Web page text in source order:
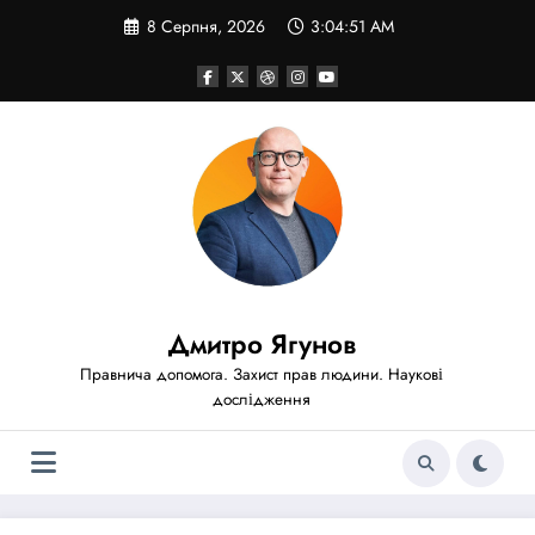
8 Серпня, 2026 3:04:53 AM
Дмитро Ягунов
Правнича допомога. Захист прав людини. Наукові
дослідження